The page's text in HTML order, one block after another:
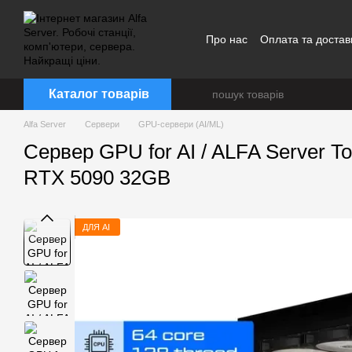
Перейти до основного контенту
Про нас Оплата та
Каталог товарів
Alfa Server Сервери GPU-сервери (AI/ML)
Сервер GPU for AI / ALFA Server
RTX 5090 32GB
ДЛЯ AI